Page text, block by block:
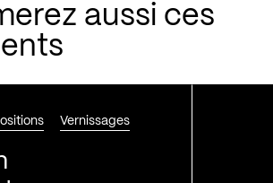
aussi ces
Vernissages